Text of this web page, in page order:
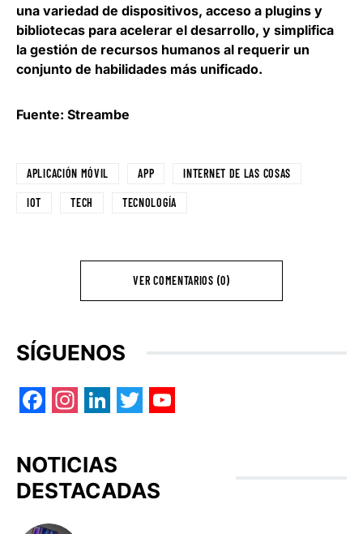
una variedad de dispositivos, acceso a plugins y
bibliotecas para acelerar el desarrollo, y simplifica
la gestión de recursos humanos al requerir un
conjunto de habilidades más unificado.
Fuente: Streambe
APLICACIÓN MÓVIL APP INTERNET DE LAS COSAS
IOT TECH TECNOLOGÍA
VER COMENTARIOS (0)
SÍGUENOS
NOTICIAS
DESTACADAS